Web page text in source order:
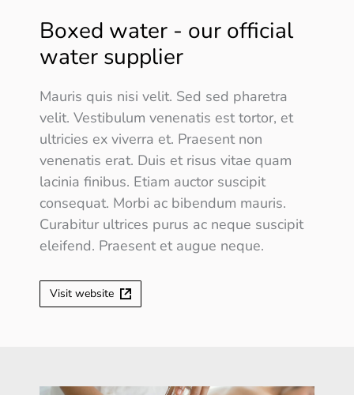
Boxed water - our official
water supplier
Mauris quis nisi velit. Sed sed pharetra
velit. Vestibulum venenatis est tortor, et
ultricies ex viverra et. Praesent non
venenatis erat. Duis et risus vitae quam
lacinia finibus. Etiam auctor suscipit
consequat. Morbi ac bibendum mauris.
Curabitur ultrices purus ac neque suscipit
eleifend. Praesent et augue neque.
Visit website